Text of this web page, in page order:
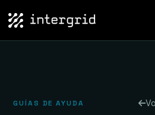
GUÍAS DE AYUDA